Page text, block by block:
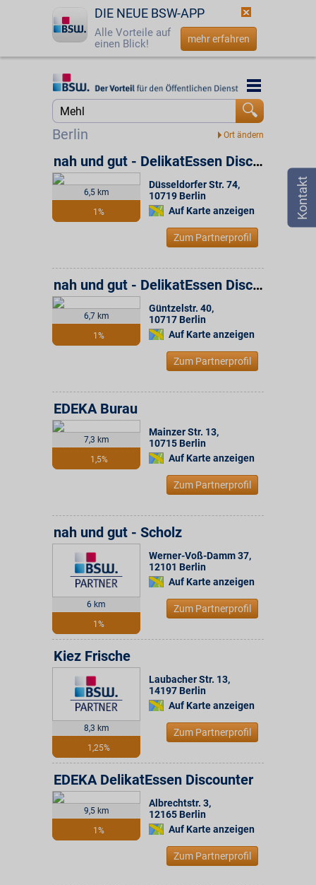
DIE NEUE BSW-APP
Alle Vorteile auf
einen Blick!
mehr erfahren
Startseite
Login
☎ 0800 - 279 25 82
Berlin
Startseite
6,5 km
1%
nah und gut - DelikatEssen Discounter
Düsseldorfer Str. 74,
10719 Berlin
Auf Karte anzeigen
Zum Partnerprofil
6,7 km
1%
nah und gut - DelikatEssen Discounter
Güntzelstr. 40,
10717 Berlin
Auf Karte anzeigen
Zum Partnerprofil
7,3 km
1,5%
EDEKA Burau
Mainzer Str. 13,
10715 Berlin
Auf Karte anzeigen
Zum Partnerprofil
6 km
1%
nah und gut - Scholz
Werner-Voß-Damm 37,
12101 Berlin
Auf Karte anzeigen
Zum Partnerprofil
8,3 km
1,25%
Kiez Frische
Laubacher Str. 13,
14197 Berlin
Auf Karte anzeigen
Zum Partnerprofil
9,5 km
1%
EDEKA DelikatEssen Discounter
Albrechtstr. 3,
12165 Berlin
Auf Karte anzeigen
Zum Partnerprofil